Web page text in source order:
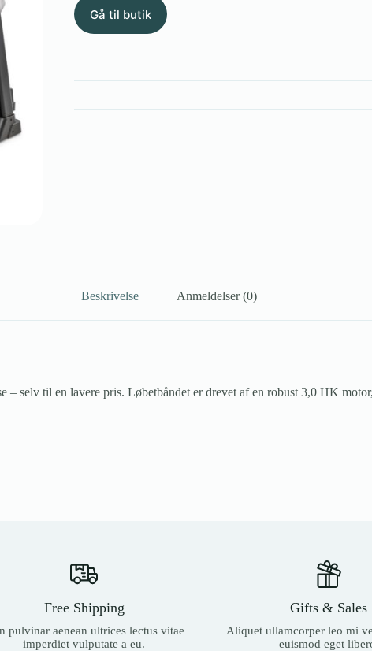
Gå til butik
Beskrivelse Anmeldelser (0)
– selv til en lavere pris. Løbetbåndet er drevet af en robust 3,0 HK
Free Shipping
pulvinar aenean ultrices lectus vitae
imperdiet vulputate a eu.
Gifts & Sales
Aliquet ullamcorper leo mi
euismod eget